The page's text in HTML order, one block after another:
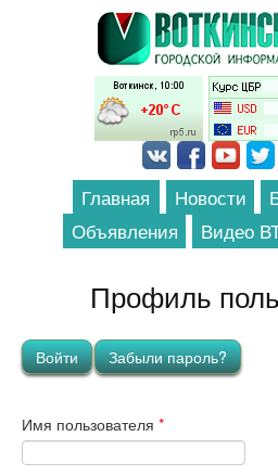
Перейти к основному содержанию
Главная Новости
Объявления
Видео
Профиль
Главные вкладки
Войти(активная вкладка)
Забыли пароль?
Имя пользователя *